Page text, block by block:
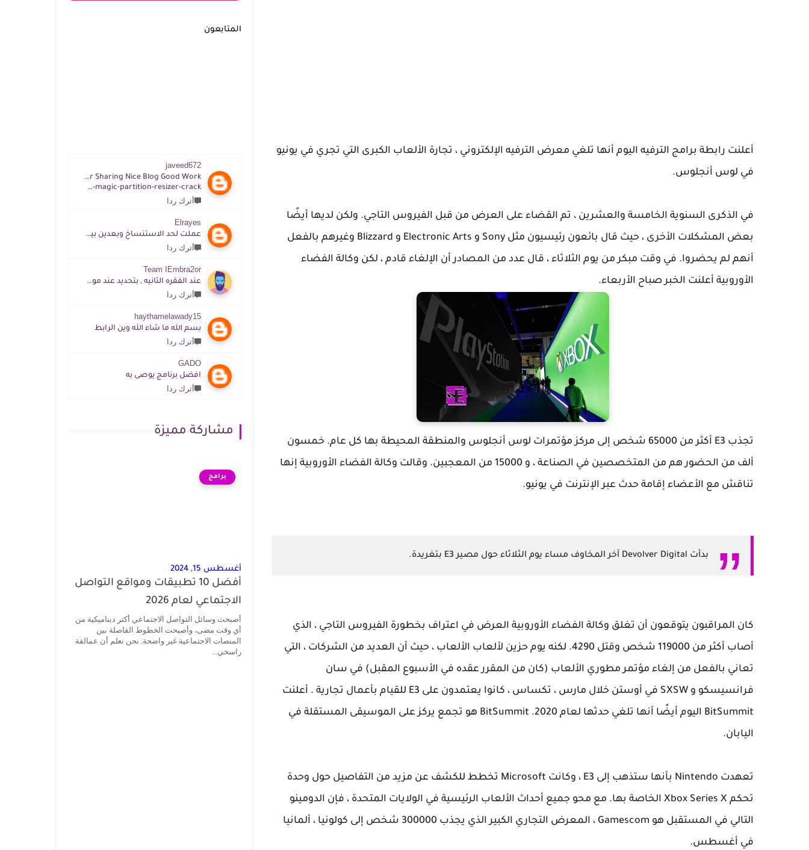
أعلنت رابطة برامج الترفيه اليوم أنها تلغي معرض الترفيه الإلكتروني ، تجارة الألعاب الكبرى التي تجري في يونيو
في لوس أنجلوس.
في الذكرى السنوية الخامسة والعشرين ، تم القضاء على العرض من قبل الفيروس التاجي. ولكن لديها أيضًا
بعض المشكلات الأخرى ، حيث قال بائعون رئيسيون مثل Sony و Electronic Arts و Blizzard وغيرهم بالفعل
أنهم لم يحضروا. في وقت مبكر من يوم الثلاثاء ، قال عدد من المصادر أن الإلغاء قادم ، لكن وكالة الفضاء
الأوروبية أعلنت الخبر صباح الأربعاء.
تجذب E3 أكثر من 65000 شخص إلى مركز مؤتمرات لوس أنجلوس والمنطقة المحيطة بها كل عام. خمسون
ألف من الحضور هم من المتخصصين في الصناعة ، و 15000 من المعجبين. وقالت وكالة الفضاء الأوروبية إنها
تناقش مع الأعضاء إقامة حدث عبر الإنترنت في يونيو.
بدأت Devolver Digital آخر المخاوف مساء يوم الثلاثاء حول مصير E3 بتغريدة.
كان المراقبون يتوقعون أن تغلق وكالة الفضاء الأوروبية العرض في اعتراف بخطورة الفيروس التاجي ، الذي
أصاب أكثر من 119000 شخص وقتل 4290. لكنه يوم حزين لألعاب الألعاب ، حيث أن العديد من الشركات ، التي
تعاني بالفعل من إلغاء مؤتمر مطوري الألعاب (كان من المقرر عقده في الأسبوع المقبل) في سان
فرانسيسكو و SXSW في أوستن خلال مارس ، تكساس ، كانوا يعتمدون على E3 للقيام بأعمال تجارية . أعلنت
BitSummit اليوم أيضًا أنها تلغي حدثها لعام 2020. BitSummit هو تجمع يركز على الموسيقى المستقلة في
اليابان.
تعهدت Nintendo بأنها ستذهب إلى E3 ، وكانت Microsoft تخطط للكشف عن مزيد من التفاصيل حول وحدة
تحكم Xbox Series X الخاصة بها. مع محو جميع أحداث الألعاب الرئيسية في الولايات المتحدة ، فإن الدومينو
التالي في المستقبل هو Gamescom ، المعرض التجاري الكبير الذي يجذب 300000 شخص إلى كولونيا ، ألمانيا
في أغسطس.
المتابعون
javeed672
Thanks For Sharing Nice Blog Good Work
https://tijacrack.com/im-magic-partition-resizer-crack
أترك ردا
Elrayes
عملت لحد الاستنساخ وبعدين بيقول غلط ممكن افهم ازاي
أترك ردا
Team IEmbra2or
عند الفقره الثانيه , بتحديد عند موقع المطور الرابط موجود
أترك ردا
haythamelawady15
بسم الله ما شاء الله وين الرابط
أترك ردا
GADO
افضل برنامج يوصى به
أترك ردا
مشاركة مميزة
برامج
أغسطس 15, 2024
أفضل 10 تطبيقات ومواقع التواصل
الاجتماعي لعام 2026
أصبحت وسائل التواصل الاجتماعي أكثر ديناميكية من
أي وقت مضى، وأصبحت الخطوط الفاصلة بين
المنصات الاجتماعية غير واضحة. نحن نعلم أن عمالقة
راسخي...